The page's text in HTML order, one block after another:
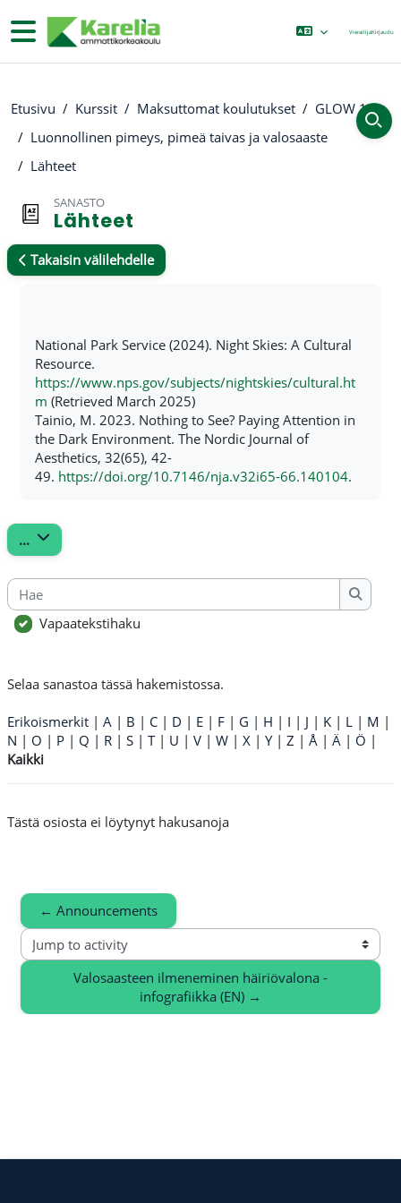
Sivupaneeli VierailijaKirjaudu
Etusivu Kurssit Maksuttomat koulutukset
GLOW 10
Luonnollinen pimeys, pimeä taivas ja valosaaste
Lähteet
SANASTO
Lähteet
Takaisin välilehdelle
National Park Service (2024). Night Skies: A Cultural
Resource.
https://www.nps.gov/subjects/nightskies/cultural.ht
m (Retrieved March 2025)
Tainio, M. 2023. Nothing to See? Paying Attention in
the Dark Environment. The Nordic Journal of
Aesthetics, 32(65), 42-
49. https://doi.org/10.7146/nja.v32i65-66.140104.
... Vie hakusanat
Hae
Hae
Vapaatekstihaku
Selaa sanastoa tässä hakemistossa.
Erikoismerkit | A | B | C | D | E | F | G | H | I | J | K | L | M |
N | O | P | Q | R | S | T| U | V | W | X | Y| Z | Å | Ä | Ö |
Kaikki
Tästä osiosta ei löytynyt hakusanoja
← Announcements
Jump to activity
Valosaasteen ilmeneminen häiriövalona -
infografiikka (EN) →